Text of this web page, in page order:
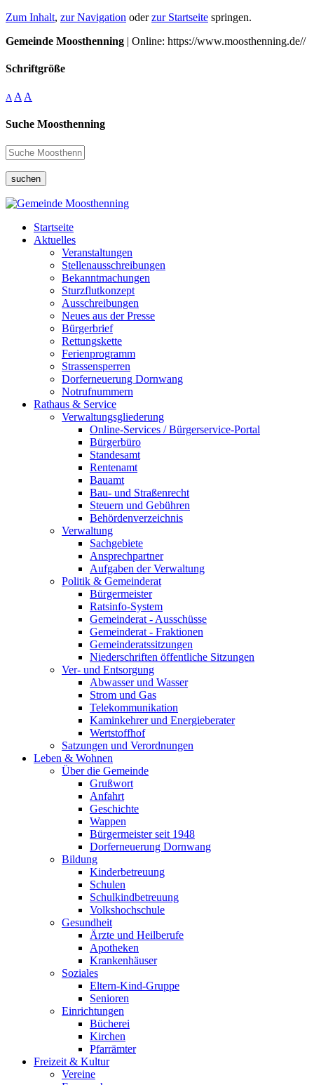
Zum Inhalt, zur Navigation oderzur Startseite springen.
Gemeinde Moosthenning | Online: https://www.moosthenning.de//
Schriftgröße
A A A
Suche Moosthenning
suchen
Startseite
Aktuelles
Veranstaltungen
Stellenausschreibungen
Bekanntmachungen
Sturzflutkonzept
Ausschreibungen
Neues aus der Presse
Bürgerbrief
Rettungskette
Ferienprogramm
Strassensperren
Dorferneuerung Dornwang
Notrufnummern
Rathaus & Service
Verwaltungsgliederung
Online-Services / Bürgerservice-Portal
Bürgerbüro
Standesamt
Rentenamt
Bauamt
Bau- und Straßenrecht
Steuern und Gebühren
Behördenverzeichnis
Verwaltung
Sachgebiete
Ansprechpartner
Aufgaben der Verwaltung
Politik & Gemeinderat
Bürgermeister
Ratsinfo-System
Gemeinderat - Ausschüsse
Gemeinderat - Fraktionen
Gemeinderatssitzungen
Niederschriften öffentliche Sitzungen
Ver- und Entsorgung
Abwasser und Wasser
Strom und Gas
Telekommunikation
Kaminkehrer und Energieberater
Wertstoffhof
Satzungen und Verordnungen
Leben & Wohnen
Über die Gemeinde
Grußwort
Anfahrt
Geschichte
Wappen
Bürgermeister seit 1948
Dorferneuerung Dornwang
Bildung
Kinderbetreuung
Schulen
Schulkindbetreuung
Volkshochschule
Gesundheit
Ärzte und Heilberufe
Apotheken
Krankenhäuser
Soziales
Eltern-Kind-Gruppe
Senioren
Einrichtungen
Bücherei
Kirchen
Pfarrämter
Freizeit & Kultur
Vereine